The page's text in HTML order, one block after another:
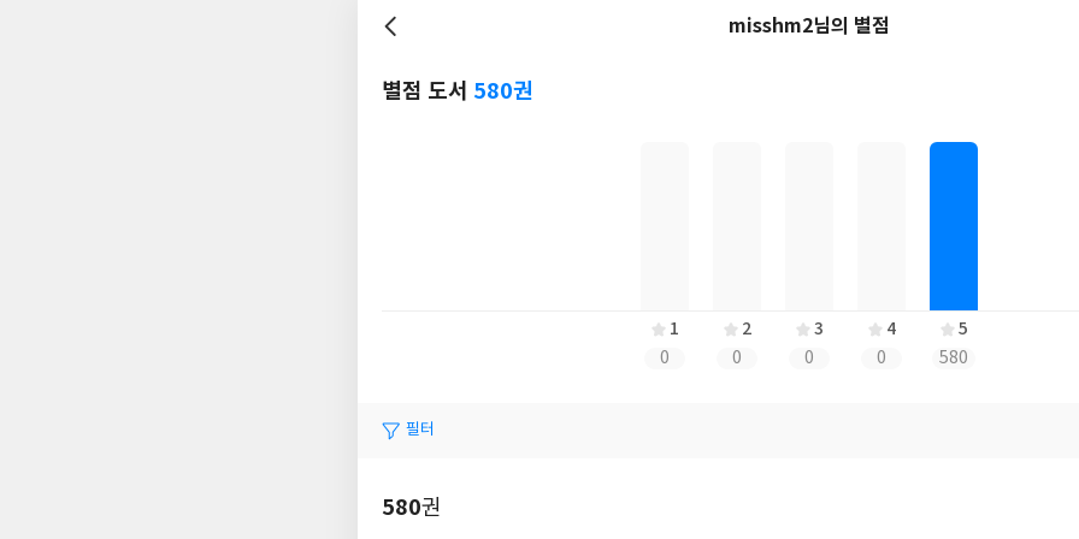
misshm2님의 별점
별점 도서 580권
1
0
2
0
3
0
4
0
5
580
필터
580권